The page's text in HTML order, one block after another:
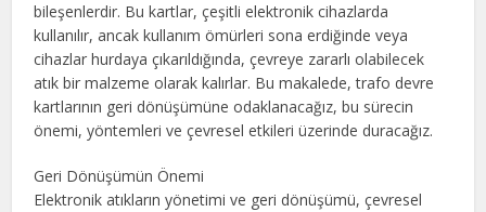
bileşenlerdir. Bu kartlar, çeşitli elektronik cihazlarda
kullanılır, ancak kullanım ömürleri sona erdiğinde veya
cihazlar hurdaya çıkarıldığında, çevreye zararlı olabilecek
atık bir malzeme olarak kalırlar. Bu makalede, trafo devre
kartlarının geri dönüşümüne odaklanacağız, bu sürecin
önemi, yöntemleri ve çevresel etkileri üzerinde duracağız.
Geri Dönüşümün Önemi
Elektronik atıkların yönetimi ve geri dönüşümü, çevresel